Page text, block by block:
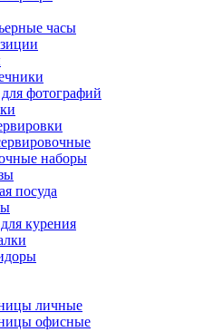
часы
фотографий
наборы
посуда
курения
личные
офисные